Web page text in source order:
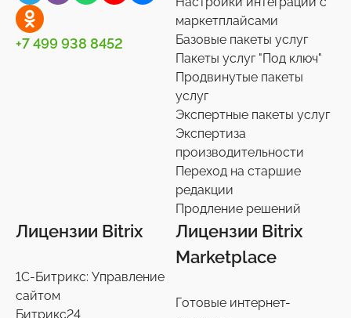
+7 499 938 8452
маркетплайсами
Базовые пакеты услуг
Пакеты услуг "Под ключ"
Продвинутые пакеты
услуг
Экспертные пакеты услуг
Экспертиза
производительности
Переход на старшие
редакции
Продление решений
Лицензии Bitrix
1С-Битрикс: Управление
сайтом
Битрикс24
Лицензии Bitrix
Marketplace
Готовые интернет-